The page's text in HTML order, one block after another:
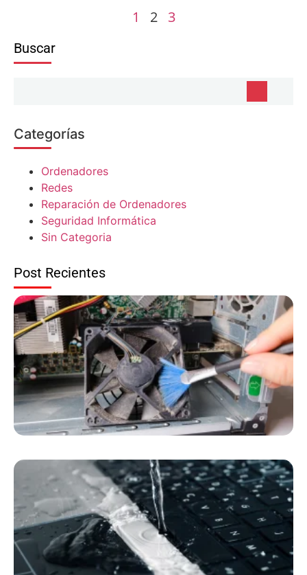
1 2 3
Buscar
Categorías
Ordenadores
Redes
Reparación de Ordenadores
Seguridad Informática
Sin Categoria
Post Recientes